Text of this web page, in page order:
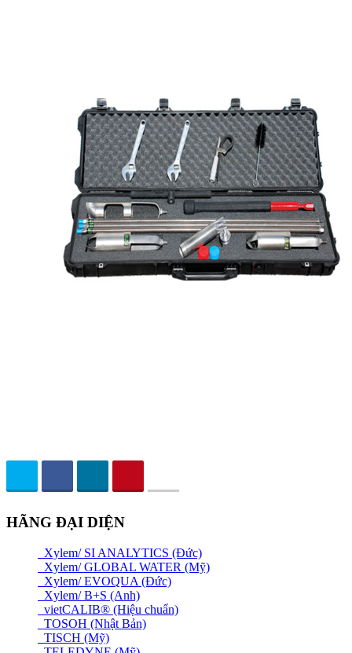
HÃNG ĐẠI DIỆN
Xylem/ SI ANALYTICS (Đức)
Xylem/ GLOBAL WATER (Mỹ)
Xylem/ EVOQUA (Đức)
Xylem/ B+S (Anh)
vietCALIB® (Hiệu chuẩn)
TOSOH (Nhật Bản)
TISCH (Mỹ)